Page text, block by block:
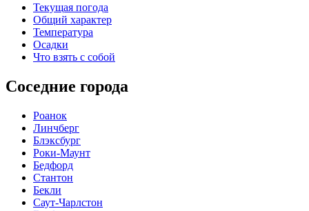
Текущая погода
Общий характер
Температура
Осадки
Что взять с собой
Соседние города
Роанок
Линчберг
Блэксбург
Роки-Маунт
Бедфорд
Стантон
Бекли
Саут-Чарлстон